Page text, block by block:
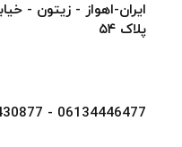
ایران-اهواز - زیتون -
پلاک ۵۴
06134446477 - 06134430877